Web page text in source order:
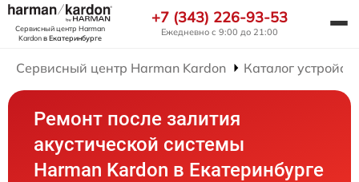
Сервисный центр Harman
Kardonв Екатеринбурге
+7 (343) 226-93-53
Ежедневно с 9:00 до 21:00
Сервисный центр Harman Kardon Каталог устройств
Ремонт после залития
акустической системы
Harman Kardon в Екатеринбурге